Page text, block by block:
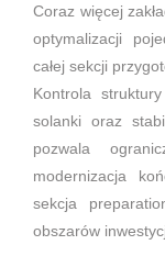
Coraz więcej
optymalizacji
całej sekcji
Kontrola
solanki oraz
pozwala
modernizacja
sekcja
obszarów